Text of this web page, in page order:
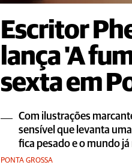
Escritor
lança 'A
sexta em
Com ilustrações
sensível que levanta
fica pesado e o mundo já
PONTA GROSSA